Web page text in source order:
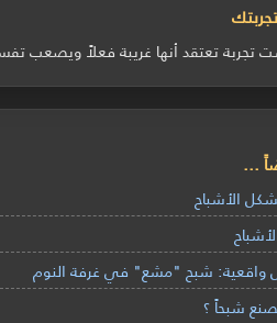
تجربة تعتقد أنها غريبة فعلاً ويصعب
...
الأشباح
شبح "مشع" في غرفة النوم
شبحاً ؟